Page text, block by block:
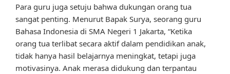
Para guru juga setuju bahwa dukungan orang tua
sangat penting. Menurut Bapak Surya, seorang guru
Bahasa Indonesia di SMA Negeri 1 Jakarta, “Ketika
orang tua terlibat secara aktif dalam pendidikan anak,
tidak hanya hasil belajarnya meningkat, tetapi juga
motivasinya. Anak merasa didukung dan terpantau